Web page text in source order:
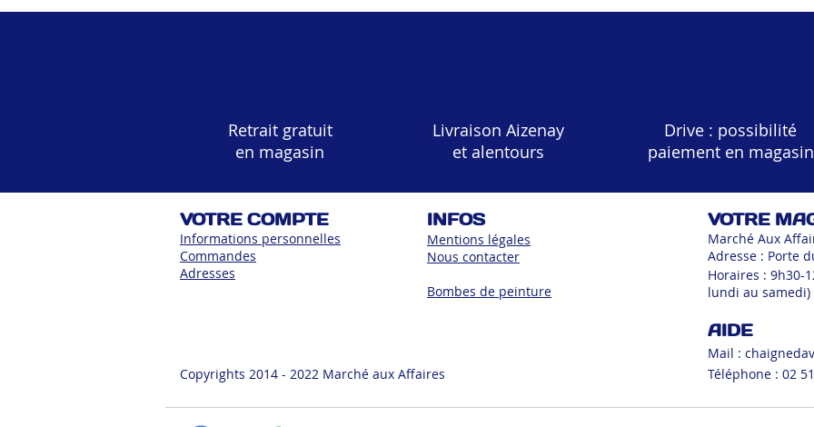
Retrait gratuit
en magasin
Livraison Aizenay
et alentours
Drive : possibilité
paiement en magasin
VOTRE COMPTE
Informations personnelles
Commandes
Adresses
INFOS
Mentions légales
Nous contacter
Bombes de peinture
Copyrights 2014 - 2022 Marché aux Affaires
VOTRE
Marché Aux
Adresse : Porte
Horaires : 9h30-
lundi au samedi)
AIDE
Mail :
Téléphone : 02